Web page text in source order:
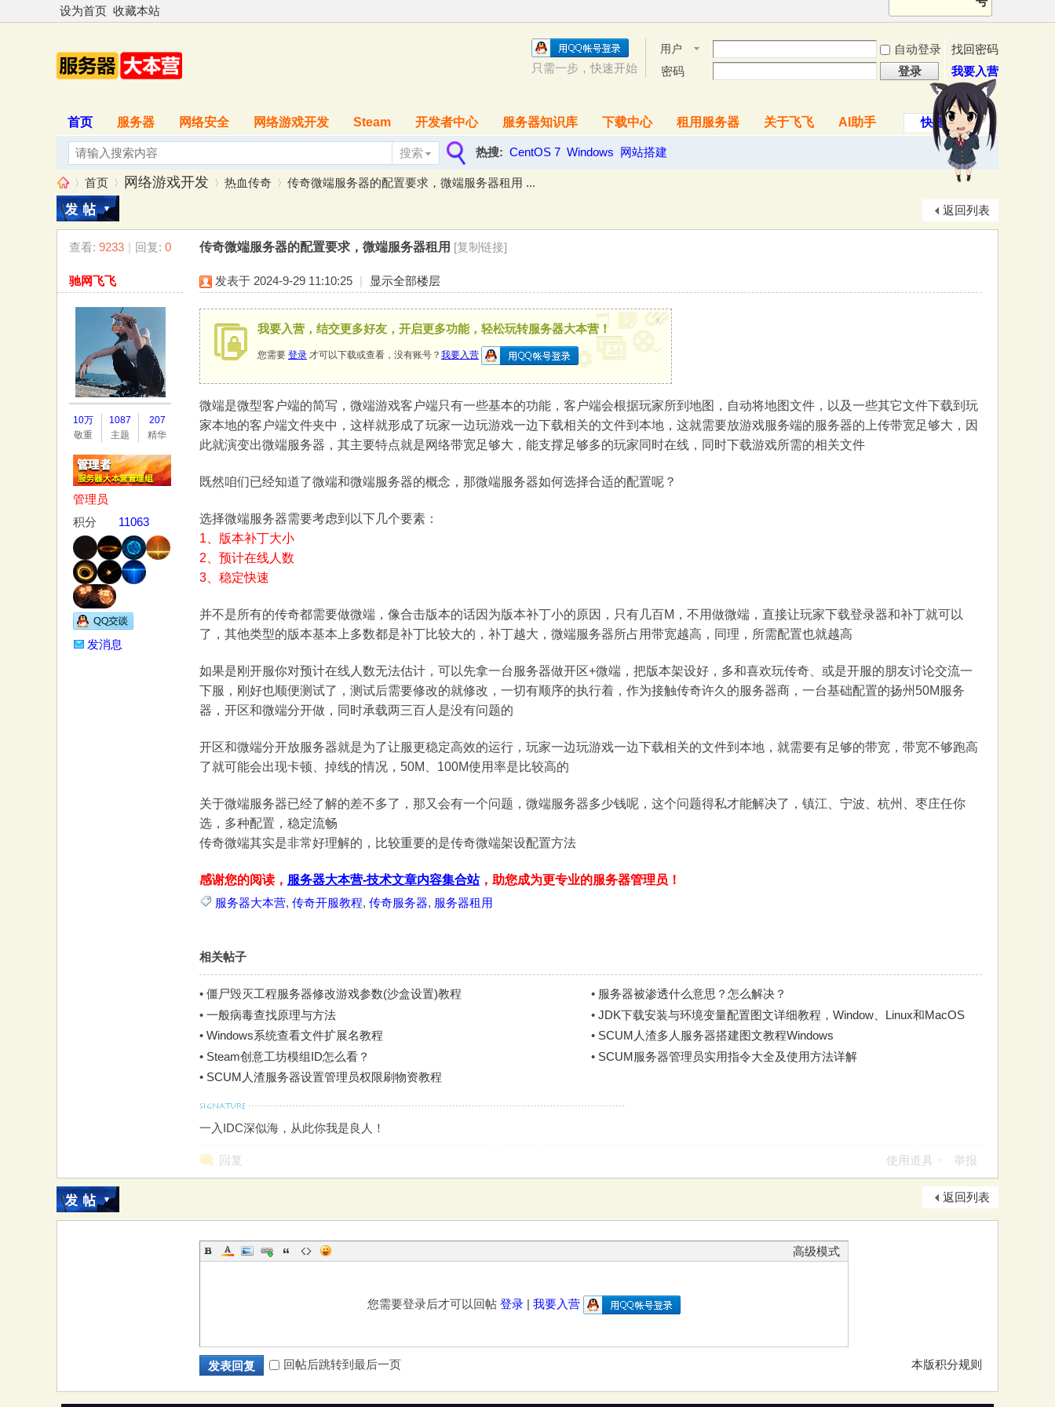
设为首页 收藏本站
用户
名
自动登录
找回密码
密码
登录 我要入营
只需一步，快速开始
快捷导航
首页 服务器 网络安全 网络游戏开发 Steam 开发者中心 服务器知识库 下载中心 租用服务器 关于飞飞 AI助手
搜索
搜
索
热搜: CentOS 7 Windows 网站搭建
»
首页
›
网络游戏开发
›
热血传奇
›
传奇微端服务器的配置要求，微端服务器租用 ...
返回列表
查看: 9233 | 回复: 0 传奇微端服务器的配置要求，微端服务器租用 [复制链接]
驰网飞飞
10万
敬重
1087
主题
207
精华
管理员
积分
11063
发消息
发表于 2024-9-29 11:10:25 | 显示全部楼层
我要入营，结交更多好友，开启更多功能，轻松玩转服务器大本营！
您需要 登录 才可以下载或查看，没有账号？ 我要入营
x
微端是微型客户端的简写，微端游戏客户端只有一些基本的功能，客户端会根据玩家所到地图，自动将地图文件，以及一些其它文件下载到玩
家本地的客户端文件夹中，这样就形成了玩家一边玩游戏一边下载相关的文件到本地，这就需要放游戏服务端的服务器的上传带宽足够大，因
此就演变出微端服务器，其主要特点就是网络带宽足够大，能支撑足够多的玩家同时在线，同时下载游戏所需的相关文件
既然咱们已经知道了微端和微端服务器的概念，那微端服务器如何选择合适的配置呢？
选择微端服务器需要考虑到以下几个要素：
1、版本补丁大小
2、预计在线人数
3、稳定快速
并不是所有的传奇都需要做微端，像合击版本的话因为版本补丁小的原因，只有几百M，不用做微端，直接让玩家下载登录器和补丁就可以
了，其他类型的版本基本上多数都是补丁比较大的，补丁越大，微端服务器所占用带宽越高，同理，所需配置也就越高
如果是刚开服你对预计在线人数无法估计，可以先拿一台服务器做开区+微端，把版本架设好，多和喜欢玩传奇、或是开服的朋友讨论交流一
下服，刚好也顺便测试了，测试后需要修改的就修改，一切有顺序的执行着，作为接触传奇许久的服务器商，一台基础配置的扬州50M服务
器，开区和微端分开做，同时承载两三百人是没有问题的
开区和微端分开放服务器就是为了让服更稳定高效的运行，玩家一边玩游戏一边下载相关的文件到本地，就需要有足够的带宽，带宽不够跑高
了就可能会出现卡顿、掉线的情况，50M、100M使用率是比较高的
关于微端服务器已经了解的差不多了，那又会有一个问题，微端服务器多少钱呢，这个问题得私才能解决了，镇江、宁波、杭州、枣庄任你
选，多种配置，稳定流畅
传奇微端其实是非常好理解的，比较重要的是传奇微端架设配置方法
感谢您的阅读， 服务器大本营-技术文章内容集合站，助您成为更专业的服务器管理员！
服务器大本营, 传奇开服教程, 传奇服务器, 服务器租用
相关帖子
• 僵尸毁灭工程服务器修改游戏参数(沙盒设置)教程 • 服务器被渗透什么意思？怎么解决？
• 一般病毒查找原理与方法 • JDK下载安装与环境变量配置图文详细教程，Window、Linux和MacOS
• Windows系统查看文件扩展名教程 • SCUM人渣多人服务器搭建图文教程Windows
• Steam创意工坊模组ID怎么看？ • SCUM服务器管理员实用指令大全及使用方法详解
• SCUM人渣服务器设置管理员权限刷物资教程
一入IDC深似海，从此你我是良人！
回复 使用道具 举报
返回列表
高级模式
您需要登录后才可以回帖 登录 | 我要入营
本版积分规则
发表回复 回帖后跳转到最后一页